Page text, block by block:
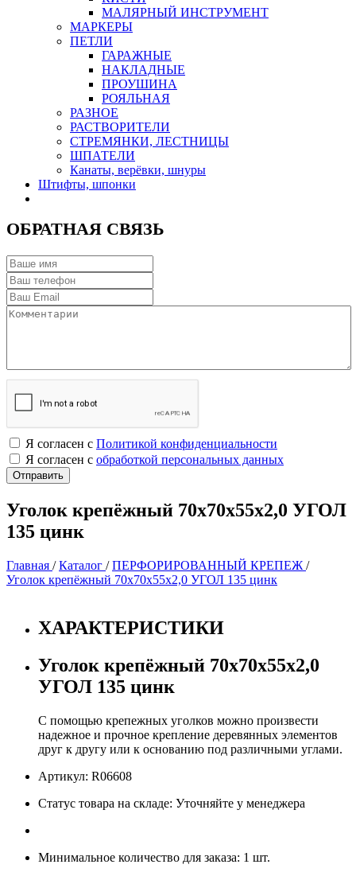
МАЛЯРНЫЙ ИНСТРУМЕНТ
МАРКЕРЫ
ПЕТЛИ
ГАРАЖНЫЕ
НАКЛАДНЫЕ
ПРОУШИНА
РОЯЛЬНАЯ
РАЗНОЕ
РАСТВОРИТЕЛИ
СТРЕМЯНКИ, ЛЕСТНИЦЫ
ШПАТЕЛИ
Канаты, верёвки, шнуры
Штифты, шпонки
ОБРАТНАЯ СВЯЗЬ
Я согласен с Политикой конфиденциальности
Я согласен с обработкой персональных данных
Уголок крепёжный 70х70х55х2,0 УГОЛ
135 цинк
Главная /Каталог /ПЕРФОРИРОВАННЫЙ КРЕПЕЖ /
Уголок крепёжный 70х70х55х2,0 УГОЛ 135 цинк
ХАРАКТЕРИСТИКИ
Уголок крепёжный 70х70х55х2,0
УГОЛ 135 цинк
С помощью крепежных уголков можно произвести
надежное и прочное крепление деревянных элементов
друг к другу или к основанию под различными углами.
Артикул: R06608
Статус товара на складе: Уточняйте у менеджера
Минимальное количество для заказа: 1 шт.